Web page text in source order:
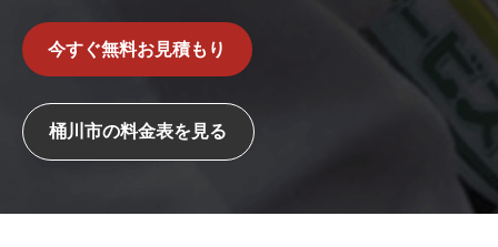
今すぐ無料お見積もり
桶川市の料金表を見る